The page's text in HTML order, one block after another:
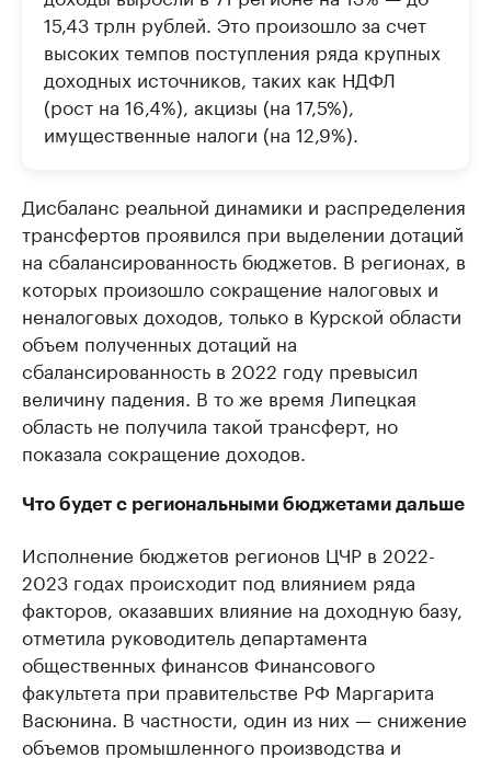
15,43 трлн рублей. Это произошло за счет
высоких темпов поступления ряда крупных
доходных источников, таких как НДФЛ
(рост на 16,4%), акцизы (на 17,5%),
имущественные налоги (на 12,9%).
Дисбаланс реальной динамики и распределения
трансфертов проявился при выделении дотаций
на сбалансированность бюджетов. В регионах, в
которых произошло сокращение налоговых и
неналоговых доходов, только в Курской области
объем полученных дотаций на
сбалансированность в 2022 году превысил
величину падения. В то же время Липецкая
область не получила такой трансферт, но
показала сокращение доходов.
Что будет с региональными бюджетами дальше
Исполнение бюджетов регионов ЦЧР в 2022-
2023 годах происходит под влиянием ряда
факторов, оказавших влияние на доходную базу,
отметила руководитель департамента
общественных финансов Финансового
факультета при правительстве РФ Маргарита
Васюнина. В частности, один из них — снижение
объемов промышленного производства и